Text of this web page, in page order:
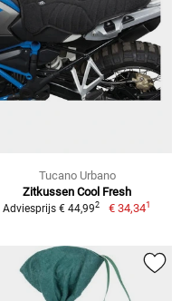
Tucano Urbano
Zitkussen Cool Fresh
Adviesprijs € 44,992 € 34,341